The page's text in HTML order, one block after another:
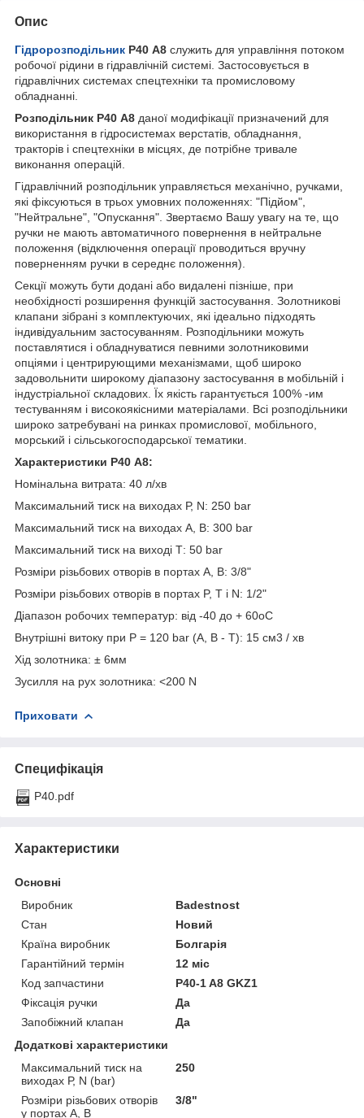
Опис
Гідророзподільник Р40 A8 служить для управління потоком
робочої рідини в гідравлічній системі. Застосовується в
гідравлічних системах спецтехніки та промисловому
обладнанні.
Розподільник Р40 A8 даної модифікації призначений для
використання в гідросистемах верстатів, обладнання,
тракторів і спецтехніки в місцях, де потрібне тривале
виконання операцій.
Гідравлічний розподільник управляється механічно, ручками,
які фіксуються в трьох умовних положеннях: "Підйом",
"Нейтральне", "Опускання". Звертаємо Вашу увагу на те, що
ручки не мають автоматичного повернення в нейтральне
положення (відключення операції проводиться вручну
поверненням ручки в середнє положення).
Секції можуть бути додані або видалені пізніше, при
необхідності розширення функцій застосування. Золотникові
клапани зібрані з комплектуючих, які ідеально підходять
індивідуальним застосуванням. Розподільники можуть
поставлятися і обладнуватися певними золотниковими
опціями і центрирующими механізмами, щоб широко
задовольнити широкому діапазону застосування в мобільній і
індустріальної складових. Їх якість гарантується 100% -им
тестуванням і високоякісними матеріалами. Всі розподільники
широко затребувані на ринках промислової, мобільного,
морський і сільськогосподарської тематики.
Характеристики Р40 A8:
Номінальна витрата: 40 л/хв
Максимальний тиск на виходах Р, N: 250 bar
Максимальний тиск на виходах А, В: 300 bar
Максимальний тиск на виході Т: 50 bar
Розміри різьбових отворів в портах А, В: 3/8"
Розміри різьбових отворів в портах P, Т і N: 1/2"
Діапазон робочих температур: від -40 до + 60оC
Внутрішні витоку при Р = 120 bar (А, В - Т): 15 cм3 / хв
Хід золотника: ± 6мм
Зусилля на рух золотника: <200 N
Приховати
Специфікація
P40.pdf
Характеристики
Основні
Виробник
Badestnost
Стан
Новий
Країна виробник
Болгарія
Гарантійний термін
12 міс
Код запчастини
P40-1 A8 GKZ1
Фіксація ручки
Да
Запобіжний клапан
Да
Додаткові характеристики
Максимальний тиск на
виходах Р, N (bar)
250
Розміри різьбових отворів
у портах А, В
3/8"